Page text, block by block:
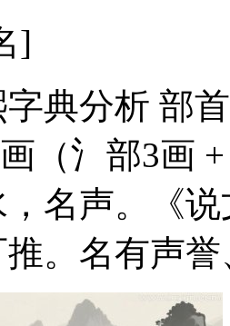
]
典分析 部
（氵部3画
名声。《
。名有声